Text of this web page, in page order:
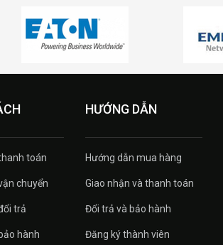
toán
chuyển
trả
hành
HƯỚNG DẪN
Hướng dẫn mua hàng
Giao nhận và thanh toán
Đổi trả và bảo hành
Đăng ký thành viên